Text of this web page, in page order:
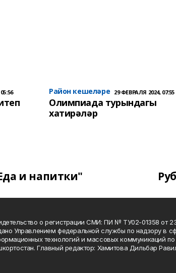
Район кешеләре 29 ФЕВРАЛЯ 2024, 07:55
Олимпиада турындагы
хатирәләр
и напитки"
о регистрации СМИ: ПИ № ТУ02-01358 от
Управлением федеральной службы по надзору в
технологий и массовых коммуникаций по
Главный редактор: Хамитова Дильбар